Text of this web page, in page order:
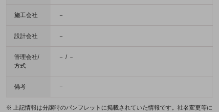
施工会社 －
設計会社 －
管理会社/
方式
－ / －
備考 －
※ 上記情報は分譲時のパンフレットに掲載されていた情報です。社名変更等に